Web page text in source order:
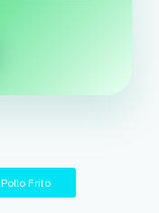
Pollo Frito